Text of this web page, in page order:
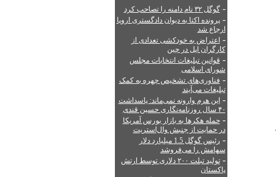
-گوگل ۳۲ نام دامنه را تصاحب کرد
-پرونده اکتا به دیوان دادگستری اروپا
ارجاع شد
- اعتراض به خودکشی تعدادی از
کارگران اپل در چین
- قوانین تبلیغات انتخابات مجلس
شورای اسلامی
- فناوری‌های تشخیص چهره به کمک
تبلیغات می‌آیند
-این هرم وارونه نمی‌ماند: پاسداشت
۴۰ سال روزنامه‌نگاری حسین قندی
-حمله هکرها به بازار بورس آمریکا
در حمایت از جنبش وال‌استریت
-
رئیس گوگل 1.5 میلیارد دلار
سهامش را می‌فروشد
-
تولید تبلت ۲۰۰ دلاری توسط ارتش
پاکستان